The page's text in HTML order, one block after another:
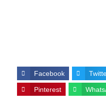
Facebook
Pinterest